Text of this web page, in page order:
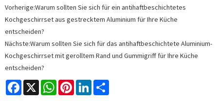
Vorherige:Warum sollten Sie sich für ein antihaftbeschichtetes
Kochgeschirrset aus gestrecktem Aluminium für Ihre Küche
entscheiden?
Nächste:Warum sollten Sie sich für das antihaftbeschichtete Aluminium-
Kochgeschirrset mit gerolltem Rand und Gummigriff für Ihre Küche
entscheiden?
Facebook
X WhatsAppPinterestLinkedIn